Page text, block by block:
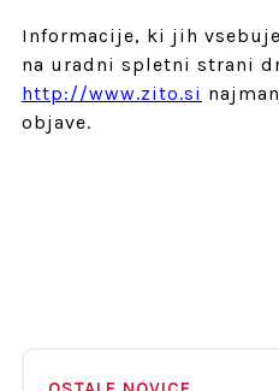
Informacije, ki jih
na uradni spletni strani
http://www.zito.si
objave.